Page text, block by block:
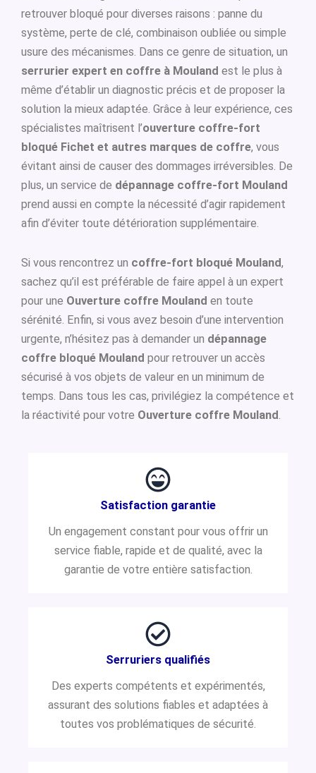
retrouver bloqué pour diverses raisons : panne du
système, perte de clé, combinaison oubliée ou simple
usure des mécanismes. Dans ce genre de situation, un
serrurier expert en coffre à Mouland est le plus à
même d’établir un diagnostic précis et de proposer la
solution la mieux adaptée. Grâce à leur expérience, ces
spécialistes maîtrisent l’ouverture coffre-fort
bloqué Fichet et autres marques de coffre, vous
évitant ainsi de causer des dommages irréversibles. De
plus, un service de dépannage coffre-fort Mouland
prend aussi en compte la nécessité d’agir rapidement
afin d’éviter toute détérioration supplémentaire.
Si vous rencontrez un coffre-fort bloqué Mouland,
sachez qu’il est préférable de faire appel à un expert
pour une Ouverture coffre Mouland en toute
sérénité. Enfin, si vous avez besoin d’une intervention
urgente, n’hésitez pas à demander un dépannage
coffre bloqué Mouland pour retrouver un accès
sécurisé à vos objets de valeur en un minimum de
temps. Dans tous les cas, privilégiez la compétence et
la réactivité pour votre Ouverture coffre Mouland.
Satisfaction garantie
Un engagement constant pour vous offrir un
service fiable, rapide et de qualité, avec la
garantie de votre entière satisfaction.
Serruriers qualifiés
Des experts compétents et expérimentés,
assurant des solutions fiables et adaptées à
toutes vos problématiques de sécurité.